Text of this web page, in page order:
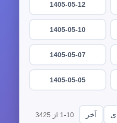
1405-05-12
1405-05-10
1405-05-07
1405-05-05
آخر 1-10 از 3425